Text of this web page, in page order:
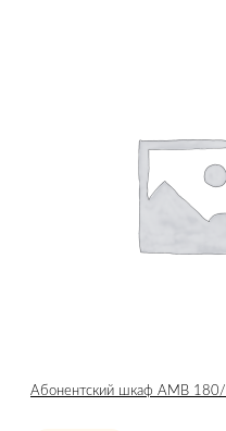
Абонентский шкаф AMB